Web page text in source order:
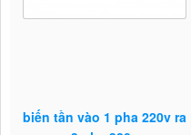
biến tần vào 1 pha 220v ra